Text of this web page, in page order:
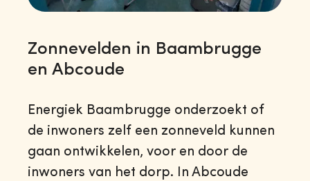
Zonnevelden in Baambrugge
en Abcoude
Energiek Baambrugge onderzoekt of
de inwoners zelf een zonneveld kunnen
gaan ontwikkelen, voor en door de
inwoners van het dorp. In Abcoude